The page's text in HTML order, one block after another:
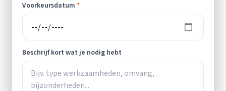
Voorkeursdatum *
Beschrijf kort wat je nodig hebt